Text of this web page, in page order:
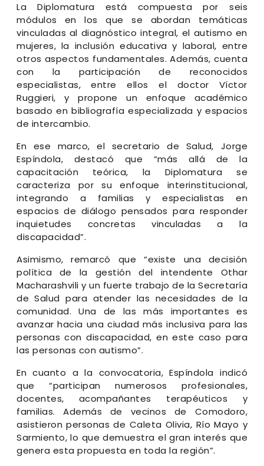
La Diplomatura está compuesta por seis
módulos en los que se abordan temáticas
vinculadas al diagnóstico integral, el autismo en
mujeres, la inclusión educativa y laboral, entre
otros aspectos fundamentales. Además, cuenta
con la participación de reconocidos
especialistas, entre ellos el doctor Víctor
Ruggieri, y propone un enfoque académico
basado en bibliografía especializada y espacios
de intercambio.
En ese marco, el secretario de Salud, Jorge
Espíndola, destacó que “más allá de la
capacitación teórica, la Diplomatura se
caracteriza por su enfoque interinstitucional,
integrando a familias y especialistas en
espacios de diálogo pensados para responder
inquietudes concretas vinculadas a la
discapacidad”.
Asimismo, remarcó que “existe una decisión
política de la gestión del intendente Othar
Macharashvili y un fuerte trabajo de la Secretaría
de Salud para atender las necesidades de la
comunidad. Una de las más importantes es
avanzar hacia una ciudad más inclusiva para las
personas con discapacidad, en este caso para
las personas con autismo”.
En cuanto a la convocatoria, Espíndola indicó
que “participan numerosos profesionales,
docentes, acompañantes terapéuticos y
familias. Además de vecinos de Comodoro,
asistieron personas de Caleta Olivia, Río Mayo y
Sarmiento, lo que demuestra el gran interés que
genera esta propuesta en toda la región”.